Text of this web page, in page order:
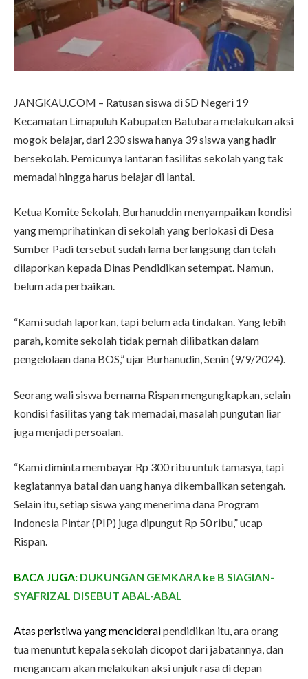
JANGKAU.COM – Ratusan siswa di SD Negeri 19
Kecamatan Limapuluh Kabupaten Batubara melakukan aksi
mogok belajar, dari 230 siswa hanya 39 siswa yang hadir
bersekolah. Pemicunya lantaran fasilitas sekolah yang tak
memadai hingga harus belajar di lantai.
Ketua Komite Sekolah, Burhanuddin menyampaikan kondisi
yang memprihatinkan di sekolah yang berlokasi di Desa
Sumber Padi tersebut sudah lama berlangsung dan telah
dilaporkan kepada Dinas Pendidikan setempat. Namun,
belum ada perbaikan.
“Kami sudah laporkan, tapi belum ada tindakan. Yang lebih
parah, komite sekolah tidak pernah dilibatkan dalam
pengelolaan dana BOS,” ujar Burhanudin, Senin (9/9/2024).
Seorang wali siswa bernama Rispan mengungkapkan, selain
kondisi fasilitas yang tak memadai, masalah pungutan liar
juga menjadi persoalan.
“Kami diminta membayar Rp 300 ribu untuk tamasya, tapi
kegiatannya batal dan uang hanya dikembalikan setengah.
Selain itu, setiap siswa yang menerima dana Program
Indonesia Pintar (PIP) juga dipungut Rp 50 ribu,” ucap
Rispan.
BACA JUGA: DUKUNGAN GEMKARA ke B SIAGIAN-
SYAFRIZAL DISEBUT ABAL-ABAL
Atas peristiwa yang mencideraipendidikan itu, ara orang
tua menuntut kepala sekolah dicopot dari jabatannya, dan
mengancam akan melakukan aksi unjuk rasa di depan